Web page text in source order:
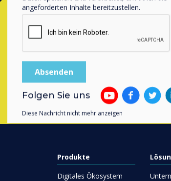
Kontaktieren
Produkte
Digitales Ökosystem
angeforderten Inhalte bereitzustellen.
Folgen Sie uns
Diese Nachricht nicht mehr anzeigen